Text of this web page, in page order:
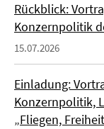
Rückblick:
Konzernpolitik
15.07.2026
Einladung:
Konzernpolitik,
„Fliegen,